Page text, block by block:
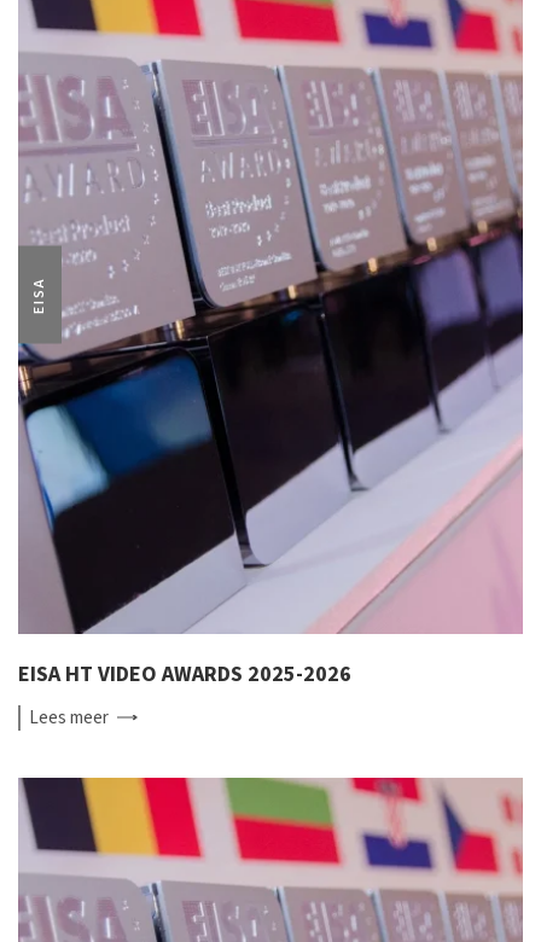
EISA
EISA HT VIDEO AWARDS 2025-2026
Leesmeer